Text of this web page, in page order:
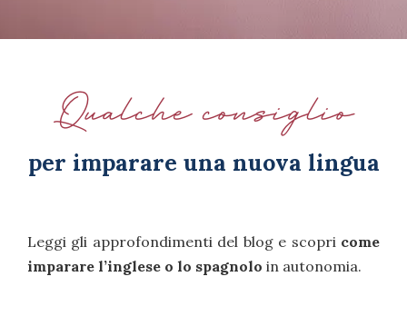
Qualche consiglio
per imparare una nuova lingua
Leggi gli approfondimenti del blog e scopri come
imparare l’inglese o lo spagnolo in autonomia.